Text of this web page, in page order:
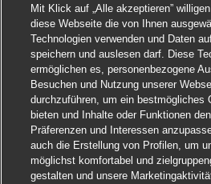
Mit Klick auf „Alle akzeptieren”
diese Webseite die von Ihnen
Technologien verwenden und Daten
speichern und auslesen darf. Diese
ermöglichen es, personenbezogene
Besuchen und Nutzung unserer
durchzuführen, um ein bestmögliches
bieten und Inhalte oder Funktionen
Präferenzen und Interessen
auch die Erstellung von Profilen, um
möglichst komfortabel und
gestalten und unsere